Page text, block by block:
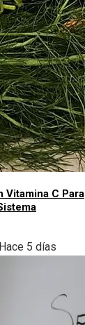
Vitamina C Para
Hace 5 días